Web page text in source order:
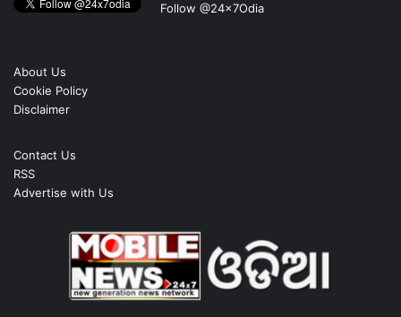
Follow @24x7Odia
About Us
Cookie Policy
Disclaimer
Contact Us
RSS
Advertise with Us